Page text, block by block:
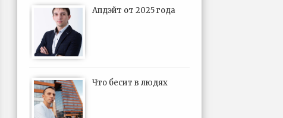
Апдэйт от 2025 года
Что бесит в людях